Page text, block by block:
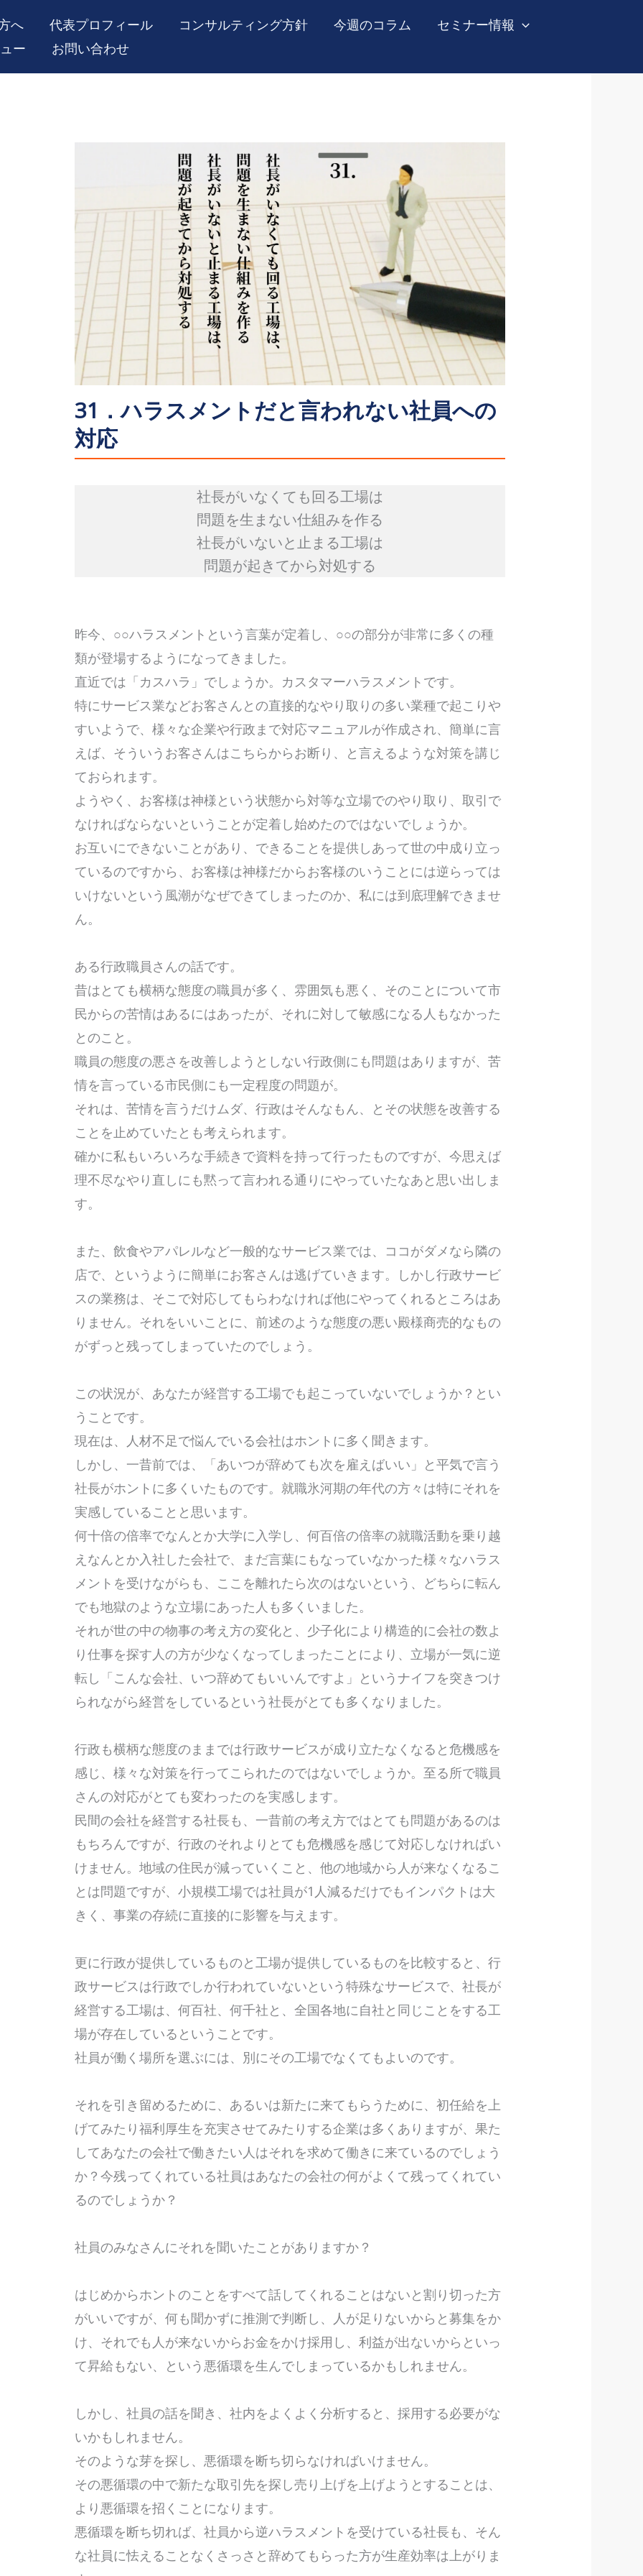
へ 代表プロフィール コンサルティング方針 今週のコラム
セミナー情報
ー
お問い合わせ
31．ハラスメントだと言われない社員への
対応
社長がいなくても回る工場は
問題を生まない仕組みを作る
社長がいないと止まる工場は
問題が起きてから対処する
昨今、○○ハラスメントという言葉が定着し、○○の部分が非常に多くの種
類が登場するようになってきました。
直近では「カスハラ」でしょうか。カスタマーハラスメントです。
特にサービス業などお客さんとの直接的なやり取りの多い業種で起こりや
すいようで、様々な企業や行政まで対応マニュアルが作成され、簡単に言
えば、そういうお客さんはこちらからお断り、と言えるような対策を講じ
ておられます。
ようやく、お客様は神様という状態から対等な立場でのやり取り、取引で
なければならないということが定着し始めたのではないでしょうか。
お互いにできないことがあり、できることを提供しあって世の中成り立っ
ているのですから、お客様は神様だからお客様のいうことには逆らっては
いけないという風潮がなぜできてしまったのか、私には到底理解できませ
ん。
ある行政職員さんの話です。
昔はとても横柄な態度の職員が多く、雰囲気も悪く、そのことについて市
民からの苦情はあるにはあったが、それに対して敏感になる人もなかった
とのこと。
職員の態度の悪さを改善しようとしない行政側にも問題はありますが、苦
情を言っている市民側にも一定程度の問題が。
それは、苦情を言うだけムダ、行政はそんなもん、とその状態を改善する
ことを止めていたとも考えられます。
確かに私もいろいろな手続きで資料を持って行ったものですが、今思えば
理不尽なやり直しにも黙って言われる通りにやっていたなあと思い出しま
す。
また、飲食やアパレルなど一般的なサービス業では、ココがダメなら隣の
店で、というように簡単にお客さんは逃げていきます。しかし行政サービ
スの業務は、そこで対応してもらわなければ他にやってくれるところはあ
りません。それをいいことに、前述のような態度の悪い殿様商売的なもの
がずっと残ってしまっていたのでしょう。
この状況が、あなたが経営する工場でも起こっていないでしょうか？とい
うことです。
現在は、人材不足で悩んでいる会社はホントに多く聞きます。
しかし、一昔前では、「あいつが辞めても次を雇えばいい」と平気で言う
社長がホントに多くいたものです。就職氷河期の年代の方々は特にそれを
実感していることと思います。
何十倍の倍率でなんとか大学に入学し、何百倍の倍率の就職活動を乗り越
えなんとか入社した会社で、まだ言葉にもなっていなかった様々なハラス
メントを受けながらも、ここを離れたら次のはないという、どちらに転ん
でも地獄のような立場にあった人も多くいました。
それが世の中の物事の考え方の変化と、少子化により構造的に会社の数よ
り仕事を探す人の方が少なくなってしまったことにより、立場が一気に逆
転し「こんな会社、いつ辞めてもいいんですよ」というナイフを突きつけ
られながら経営をしているという社長がとても多くなりました。
行政も横柄な態度のままでは行政サービスが成り立たなくなると危機感を
感じ、様々な対策を行ってこられたのではないでしょうか。至る所で職員
さんの対応がとても変わったのを実感します。
民間の会社を経営する社長も、一昔前の考え方ではとても問題があるのは
もちろんですが、行政のそれよりとても危機感を感じて対応しなければい
けません。地域の住民が減っていくこと、他の地域から人が来なくなるこ
とは問題ですが、小規模工場では社員が1人減るだけでもインパクトは大
きく、事業の存続に直接的に影響を与えます。
更に行政が提供しているものと工場が提供しているものを比較すると、行
政サービスは行政でしか行われていないという特殊なサービスで、社長が
経営する工場は、何百社、何千社と、全国各地に自社と同じことをする工
場が存在しているということです。
社員が働く場所を選ぶには、別にその工場でなくてもよいのです。
それを引き留めるために、あるいは新たに来てもらうために、初任給を上
げてみたり福利厚生を充実させてみたりする企業は多くありますが、果た
してあなたの会社で働きたい人はそれを求めて働きに来ているのでしょう
か？今残ってくれている社員はあなたの会社の何がよくて残ってくれてい
るのでしょうか？
社員のみなさんにそれを聞いたことがありますか？
はじめからホントのことをすべて話してくれることはないと割り切った方
がいいですが、何も聞かずに推測で判断し、人が足りないからと募集をか
け、それでも人が来ないからお金をかけ採用し、利益が出ないからといっ
て昇給もない、という悪循環を生んでしまっているかもしれません。
しかし、社員の話を聞き、社内をよくよく分析すると、採用する必要がな
いかもしれません。
そのような芽を探し、悪循環を断ち切らなければいけません。
その悪循環の中で新たな取引先を探し売り上げを上げようとすることは、
より悪循環を招くことになります。
悪循環を断ち切れば、社員から逆ハラスメントを受けている社長も、そん
な社員に怯えることなくさっさと辞めてもらった方が生産効率は上がりま